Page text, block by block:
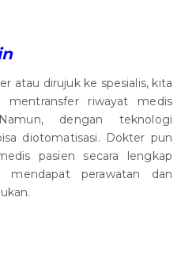
atau dirujuk ke spesialis, kita
riwayat medis
dengan teknologi
diotomatisasi. Dokter pun
pasien secara lengkap
mendapat perawatan dan